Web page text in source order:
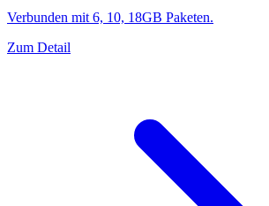
Verbunden mit 6, 10, 18GB Paketen.
Zum Detail